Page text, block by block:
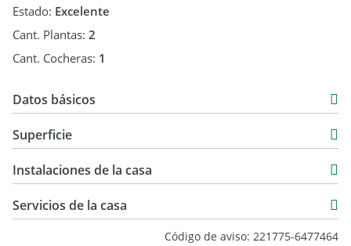
Estado: Excelente
Cant. Plantas: 2
Cant. Cocheras: 1
Datos básicos
Venta
USD 145.000
Superficie
189 m2
Instalaciones de la casa
Servicios de la casa
Código de aviso: 221775-6477464